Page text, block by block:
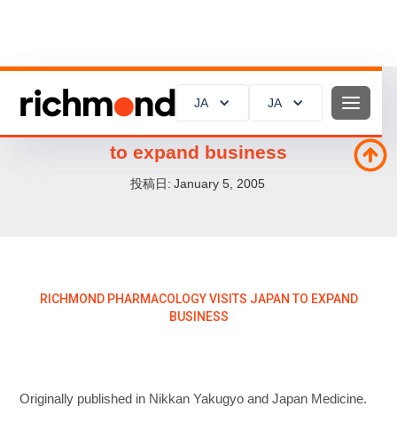
JA JA
JA JA
to expand business
投稿日: January 5, 2005
RICHMOND PHARMACOLOGY VISITS JAPAN TO EXPAND
BUSINESS
Originally published in Nikkan Yakugyo and Japan Medicine.